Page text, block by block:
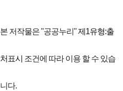
본 저작물은 "공공누리"제1유형:출
처표시 조건에 따라 이용 할 수 있습
니다.